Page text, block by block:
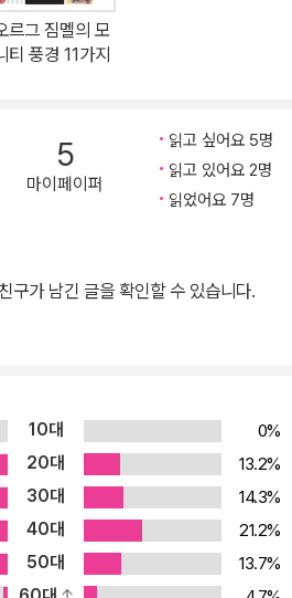
했고, 또 지금도 계속하여 제기되는
째, 16~17세기에 근대 자본주의가 왜
태도 등의 형성에 중요한 역할을 했다는
다. 왜 20세기 후반에 동아시아에서 자
가라는, 불과 얼마 전까지만 해도 학계
자본주의 패권은 동아시아로 넘어오
할는지도 모른다. 둘째, 베버는 분석대
, 도교, 불교, 힌두교, 유대교 등으로 확
기독교론이 아니라 기독교 문명론, 유
비교론적 관점에서 논의되었다. 여기서
구조를 합리주의라는 기준에 의거하여
고등종교는 나름의 합리성을 보여주는
떤 영역이, 그리고 어떤 방향으로 합리
과 발전을 주도하는 사회계층의 관념적
의해 지대한 영향을 받는다는 것이다.
르그 짐멜의 모
티 풍경 11가지
5
마이페이퍼
읽고 싶어요 5명
읽고 있어요 2명
읽었어요 7명
구가 남긴 글을 확인할 수 있습니다.
10대
0%
20대
13.2%
30대
14.3%
40대
21.2%
50대
13.7%